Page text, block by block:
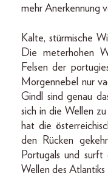
mehr Anerkennung
Kalte, stürmische
Die meterhohen
Felsen der
Morgennebel nur
Gindl sind genau
sich in die Wellen
hat die
den Rücken
Portugals und
Wellen des Atlantiks